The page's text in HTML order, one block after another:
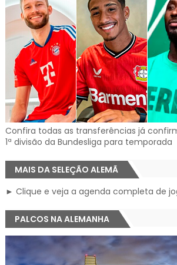
Confira todas as transferências já
1ª divisão da Bundesliga para temporada
MAIS DA SELEÇÃO ALEMÃ
► Clique e veja a agenda completa de
PALCOS NA ALEMANHA